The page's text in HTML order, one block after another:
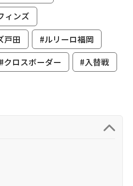
ィンズ
戸田
#ルリーロ福岡
#クロスボーダー #入替戦